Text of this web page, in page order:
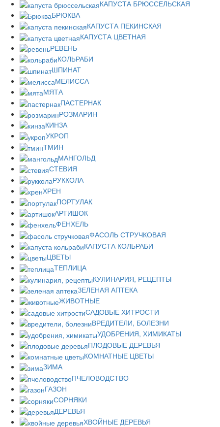
КАПУСТА БРЮССЕЛЬСКАЯ
БРЮКВА
КАПУСТА ПЕКИНСКАЯ
КАПУСТА ЦВЕТНАЯ
РЕВЕНЬ
КОЛЬРАБИ
ШПИНАТ
МЕЛИССА
МЯТА
ПАСТЕРНАК
РОЗМАРИН
КИНЗА
УКРОП
ТМИН
МАНГОЛЬД
СТЕВИЯ
РУККОЛА
ХРЕН
ПОРТУЛАК
АРТИШОК
ФЕНХЕЛЬ
ФАСОЛЬ СТРУЧКОВАЯ
КАПУСТА КОЛЬРАБИ
ЦВЕТЫ
ТЕПЛИЦА
КУЛИНАРИЯ, РЕЦЕПТЫ
ЗЕЛЕНАЯ АПТЕКА
ЖИВОТНЫЕ
САДОВЫЕ ХИТРОСТИ
ВРЕДИТЕЛИ, БОЛЕЗНИ
УДОБРЕНИЯ, ХИМИКАТЫ
ПЛОДОВЫЕ ДЕРЕВЬЯ
КОМНАТНЫЕ ЦВЕТЫ
ЗИМА
ПЧЕЛОВОДСТВО
ГАЗОН
СОРНЯКИ
ДЕРЕВЬЯ
ХВОЙНЫЕ ДЕРЕВЬЯ